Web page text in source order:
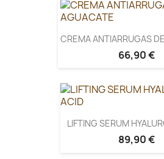
CREMA ANTIARRUGAS
66,90 €
LIFTING SERUM
89,90 €